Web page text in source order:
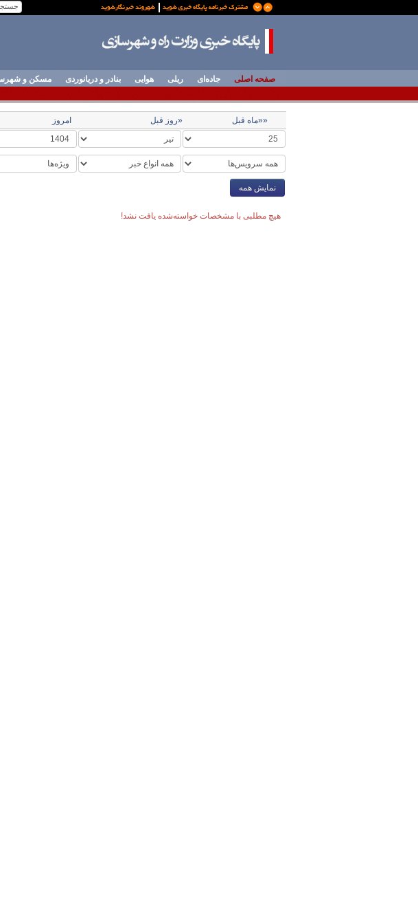
صفحه اصلی جاده‌ای ریلی هوایی بنادر و دریانوردی مسکن و
««ماه قبل «روز قبل امروز
نمایش همه
هیچ مطلبی با مشخصات خواسته‌شده یافت نشد!